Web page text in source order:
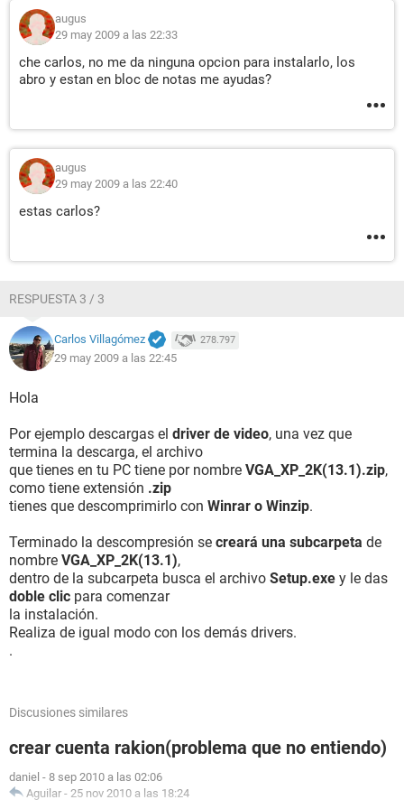
[ Sistema ]
Propiedades del Sistema:
Producto P4I45Gx_PE,
Versión 1.00
[ Placa base ]
Propiedades de la Placa Base:
Producto P4I45Gx_PE,
Versión Version 1.00
Número de serie 00000000
Etiqueta 00000000
Tipo de chasis Caja normal
[ Controlador de memoria ]
Propiedades del controlador de memoria:
Método de detección de errores 32-bit ECC
Corrección de errores Single-bit
Memoria entrelazada soportada 1-Way
Memoria entrelazada actual 1-Way
Tipos de memoria soportadas Parity, ECC, DIMM, SDRAM
Voltajes de memoria soportados 3.3V
Tamaño máximo de los módulos de memoria 512 MB
Slots de memoria 4
Fabricante Intel
Versión Intel(R) Pentium(R) 4 Processor
Reloj externo 133 MHz
Velocidad de reloj máxima 3000 MHz
Velocidad de reloj actual 2800 MHz
augus
29 may 2009 a las 22:33
che carlos, no me da ninguna opcion para instalarlo, los
abro y estan en bloc de notas me ayudas?
augus
29 may 2009 a las 22:40
estas carlos?
RESPUESTA 3 / 3
Carlos Villagómez 278.797
29 may 2009 a las 22:45
Hola
Por ejemplo descargas el driver de video, una vez que
termina la descarga, el archivo
que tienes en tu PC tiene por nombre VGA_XP_2K(13.1).zip,
como tiene extensión .zip
tienes que descomprimirlo con Winrar o Winzip.
Terminado la descompresión se creará una subcarpeta de
nombre VGA_XP_2K(13.1),
dentro de la subcarpeta busca el archivo Setup.exe y le das
doble clic para comenzar
la instalación.
Realiza de igual modo con los demás drivers.
.
Discusiones similares
crear cuenta rakion(problema que no entiendo)
daniel - 8 sep 2010 a las 02:06
Aguilar - 25 nov 2010 a las 18:24